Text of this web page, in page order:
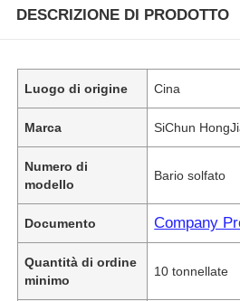
DESCRIZIONE DI PRODOTTO
Luogo di origine Cina
Marca SiChun
Numero di
modello
Bario solfato
Documento Company
Quantità di ordine
minimo
10 tonnellate